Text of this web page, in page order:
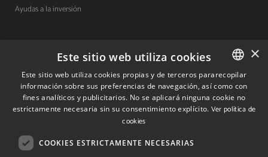
Ayudas a la inversión
Contacto
Quiénes somos
Cuéntanos tu proyecto
(+34) 848 42 19 42
SPANISH
SPANISH
×
Este sitio web utiliza cookies
Este sitio web utiliza cookies propias y de terceros pararecopilar
información sobre sus preferencias de navegación, así como con
fines analíticos y publicitarios. No se aplicará ninguna cookie no
estrictamente necesaria sin su consentimiento explícito. Ver política de
cookies
COOKIES ESTRICTAMENTE NECESARIAS